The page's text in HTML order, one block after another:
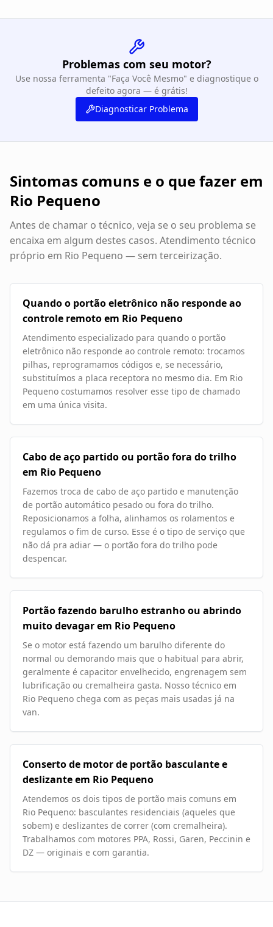
Problemas com seu motor?
Use nossa ferramenta "Faça Você Mesmo" e diagnostique o
defeito agora — é grátis!
Diagnosticar Problema
Sintomas comuns e o que fazer em
Rio Pequeno
Antes de chamar o técnico, veja se o seu problema se
encaixa em algum destes casos. Atendimento técnico
próprio em Rio Pequeno — sem terceirização.
Quando o portão eletrônico não responde ao
controle remoto em Rio Pequeno
Atendimento especializado para quando o portão
eletrônico não responde ao controle remoto: trocamos
pilhas, reprogramamos códigos e, se necessário,
substituímos a placa receptora no mesmo dia. Em Rio
Pequeno costumamos resolver esse tipo de chamado
em uma única visita.
Cabo de aço partido ou portão fora do trilho
em Rio Pequeno
Fazemos troca de cabo de aço partido e manutenção
de portão automático pesado ou fora do trilho.
Reposicionamos a folha, alinhamos os rolamentos e
regulamos o fim de curso. Esse é o tipo de serviço que
não dá pra adiar — o portão fora do trilho pode
despencar.
Portão fazendo barulho estranho ou abrindo
muito devagar em Rio Pequeno
Se o motor está fazendo um barulho diferente do
normal ou demorando mais que o habitual para abrir,
geralmente é capacitor envelhecido, engrenagem sem
lubrificação ou cremalheira gasta. Nosso técnico em
Rio Pequeno chega com as peças mais usadas já na
van.
Conserto de motor de portão basculante e
deslizante em Rio Pequeno
Atendemos os dois tipos de portão mais comuns em
Rio Pequeno: basculantes residenciais (aqueles que
sobem) e deslizantes de correr (com cremalheira).
Trabalhamos com motores PPA, Rossi, Garen, Peccinin e
DZ — originais e com garantia.